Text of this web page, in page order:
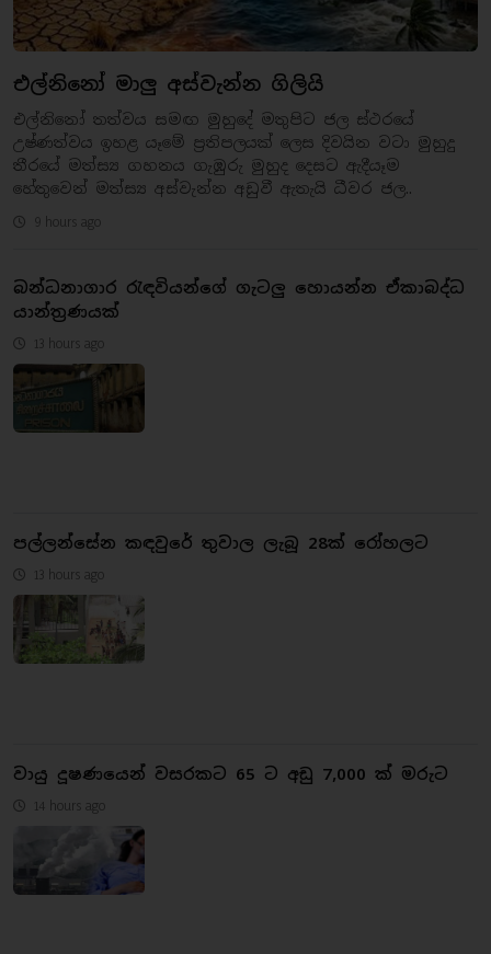
එල්නිනෝ මාලු අස්වැන්න ගිලියි
එල්නිනෝ තත්වය සමඟ මුහුදේ මතුපිට ජල ස්ථරයේ
උෂ්ණත්වය ඉහළ යෑමේ ප්‍රතිපලයක් ලෙස දිවයින වටා මුහුදු
තීරයේ මත්ස්‍ය ගහනය ගැඹුරු මුහුද දෙසට ඇදීයෑම
හේතුවෙන් මත්ස්‍ය අස්වැන්න අඩුවී ඇතැයි ධීවර ජල..
9 hours ago
බන්ධනාගාර රැඳවියන්ගේ ගැටලු හොයන්න ඒකාබද්ධ
යාන්ත්‍රණයක්
13 hours ago
පල්ලන්සේන කඳවුරේ තුවාල ලැබූ 28ක් රෝහලට
13 hours ago
වායු දූෂණයෙන් වසරකට 65 ට අඩු 7,000 ක් මරුට
14 hours ago